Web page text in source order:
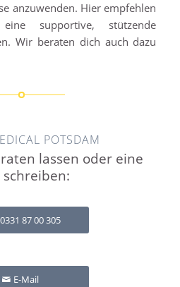
anzuwenden. Hier empfehlen
supportive, stützende
Wir beraten dich auch dazu
POTSDAM
lassen oder eine
schreiben:
87 00 305
E-Mail